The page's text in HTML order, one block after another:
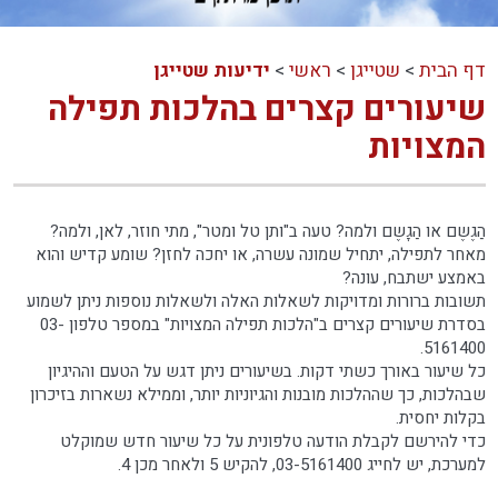
דף הבית > שטייגן > ראשי > ידיעות שטייגן
שיעורים קצרים בהלכות תפילה
המצויות
הַגֶשֶם או הַגָשֶם ולמה? טעה ב"ותן טל ומטר", מתי חוזר, לאן, ולמה?
מאחר לתפילה, יתחיל שמונה עשרה, או יחכה לחזן? שומע קדיש והוא
באמצע ישתבח, עונה?
תשובות ברורות ומדויקות לשאלות האלה ולשאלות נוספות ניתן לשמוע
בסדרת שיעורים קצרים ב"הלכות תפילה המצויות" במספר טלפון 03-
5161400.
כל שיעור באורך כשתי דקות. בשיעורים ניתן דגש על הטעם וההיגיון
שבהלכות, כך שההלכות מובנות והגיוניות יותר, וממילא נשארות בזיכרון
בקלות יחסית.
כדי להירשם לקבלת הודעה טלפונית על כל שיעור חדש שמוקלט
למערכת, יש לחייג 03-5161400, להקיש 5 ולאחר מכן 4.